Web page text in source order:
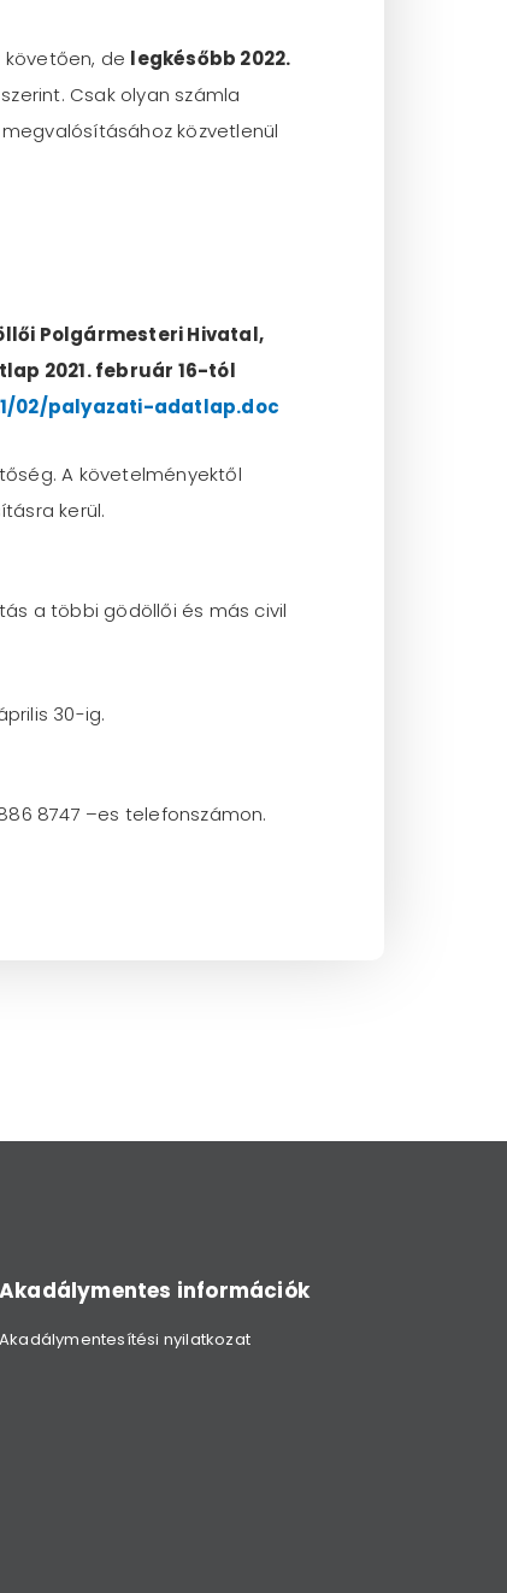
de legkésőbb 2022.
Csak olyan számla
közvetlenül
Polgármesteri Hivatal,
2021. február 16-tól
02/palyazati-adatlap.doc
A követelményektől
kerül.
a többi gödöllői és más civil
30-ig.
8747 –es telefonszámon.
Akadálymentes információk
Akadálymentesítési nyilatkozat